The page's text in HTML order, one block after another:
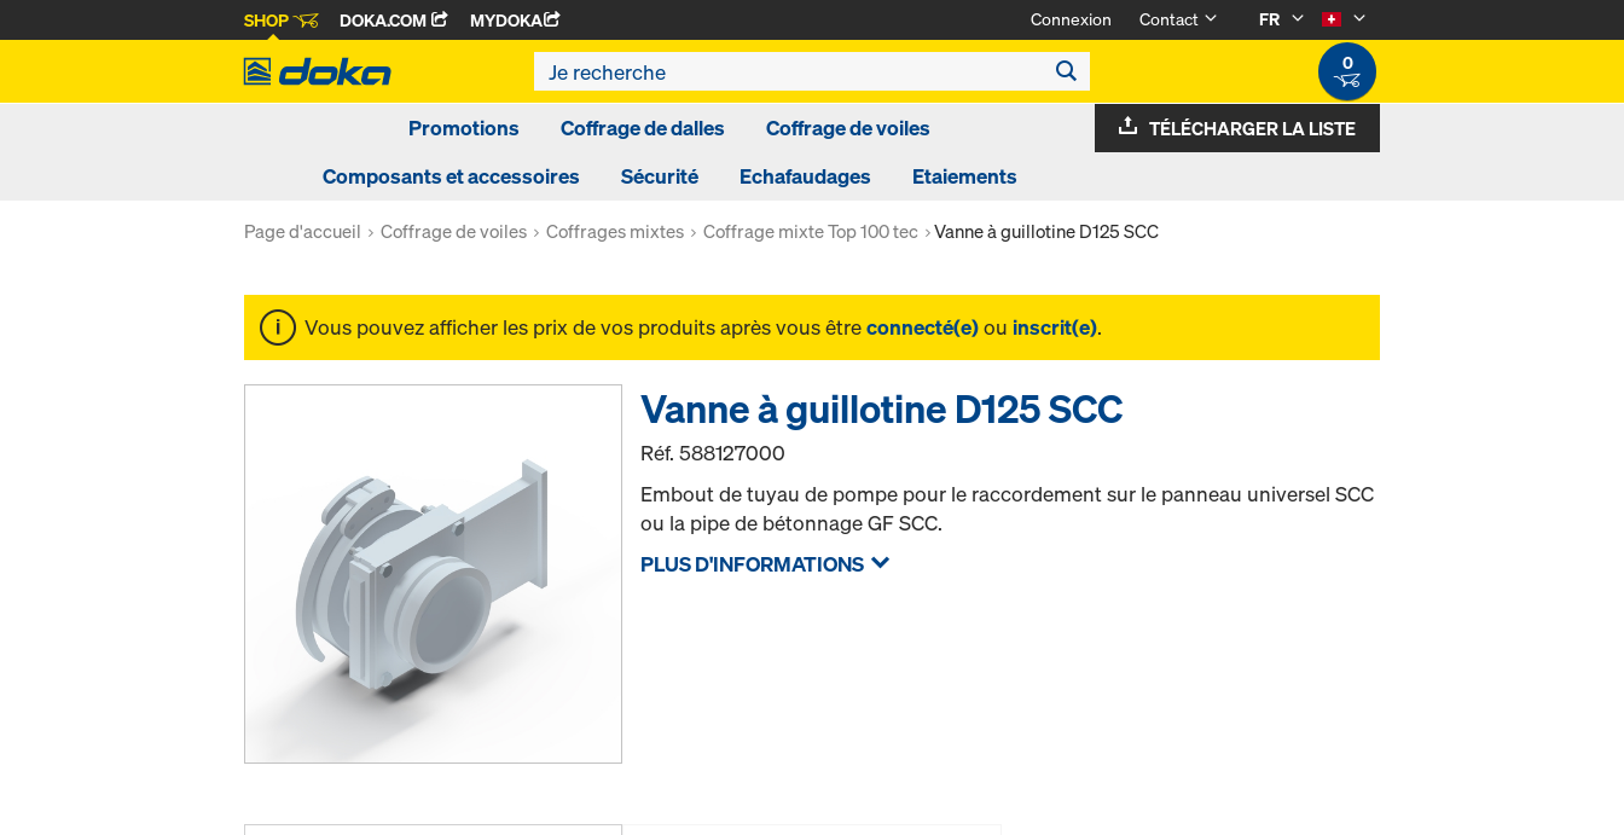
SHOP DOKA.COM MYDOKA Connexion Contact
FR
0
Promotions Coffrage de dalles
Coffrage de voiles
Composants et accessoires
Sécurité Echafaudages Etaiements
TÉLÉCHARGER LA LISTE
Page d'accueil Coffrage de voiles Coffrages mixtes Coffrage mixte Top 100 tec Vanne à guillotine D125 SCC
Vous pouvez afficher les prix de vos produits après vous êtreconnecté(e)ou inscrit(e).
Vanne à guillotine D125 SCC
Réf.588127000
Embout de tuyau de pompe pour le raccordement sur le panneau universel SCC
ou la pipe de bétonnage GF SCC.
PLUS D'INFORMATIONS